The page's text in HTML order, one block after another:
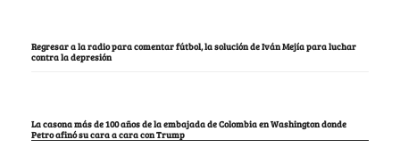
Regresar a la radio para comentar fútbol, la solución de Iván Mejía para luchar
contra la depresión
La casona más de 100 años de la embajada de Colombia en Washington donde
Petro afinó su cara a cara con Trump